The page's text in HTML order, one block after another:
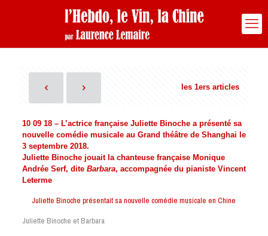
les 1ers articles
10 09 18 – L’actrice française Juliette Binoche a présenté sa
nouvelle comédie musicale au Grand théâtre de Shanghai le
3 septembre 2018.
Juliette Binoche jouait la chanteuse française Monique
Andrée Serf, dite Barbara, accompagnée du pianiste Vincent
Leterme
Juliette Binoche présentait sa nouvelle comédie musicale en Chine
Juliette Binoche et Barbara